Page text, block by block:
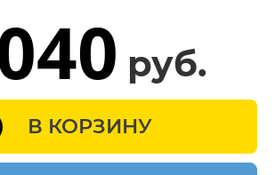
руб.
В КОРЗИНУ